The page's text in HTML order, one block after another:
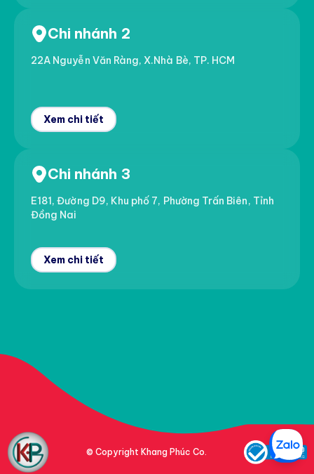
Chi nhánh 2
22A Nguyễn Văn Ràng, X.Nhà Bè, TP. HCM
Xem chi tiết
Chi nhánh 3
E181, Đường D9, Khu phố 7, Phường Trấn Biên, Tỉnh
Đồng Nai
Xem chi tiết
© Copyright Khang Phúc Co.